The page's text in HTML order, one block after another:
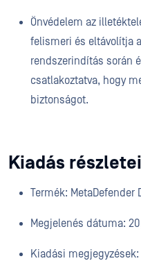
Önvédelem az
felismeri és eltávolítja
rendszerindítás során
csatlakoztatva, hogy
biztonságot.
Kiadás részletei
Termék: MetaDefender
Megjelenés dátuma:
Kiadási